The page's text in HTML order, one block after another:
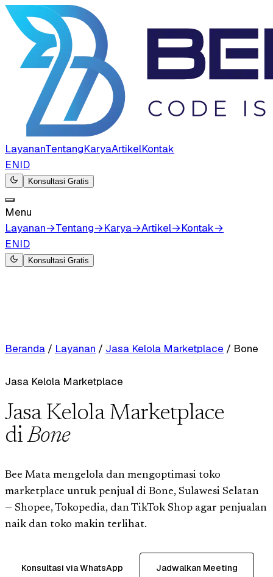
LayananTentangKaryaArtikelKontak
ENID
Konsultasi Gratis
Menu
Layanan→Tentang→Karya→Artikel→Kontak→
ENID
Konsultasi Gratis
Beranda / Layanan / Jasa Kelola Marketplace / Bone
Jasa Kelola Marketplace
Jasa Kelola Marketplace
diBone
Bee Mata mengelola dan mengoptimasi toko
marketplace untuk penjual di Bone, Sulawesi Selatan
— Shopee, Tokopedia, dan TikTok Shop agar penjualan
naik dan toko makin terlihat.
Konsultasi via WhatsApp Jadwalkan Meeting